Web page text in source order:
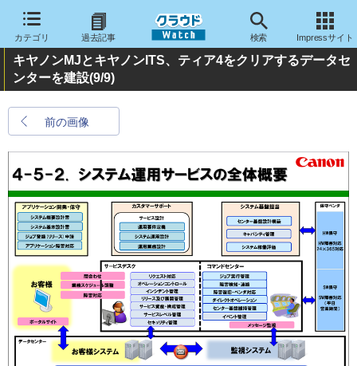
カテゴリ 過去記事 検索 Impressサイト
キヤノンMJとキヤノンITS、ティア4をクリアするデータセ
ンターを建設(9/9)
前の画像